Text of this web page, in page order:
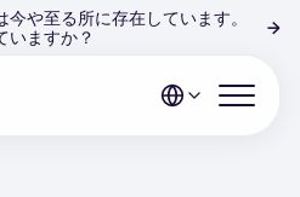
や至る所に存在しています。
いますか？
→
Open